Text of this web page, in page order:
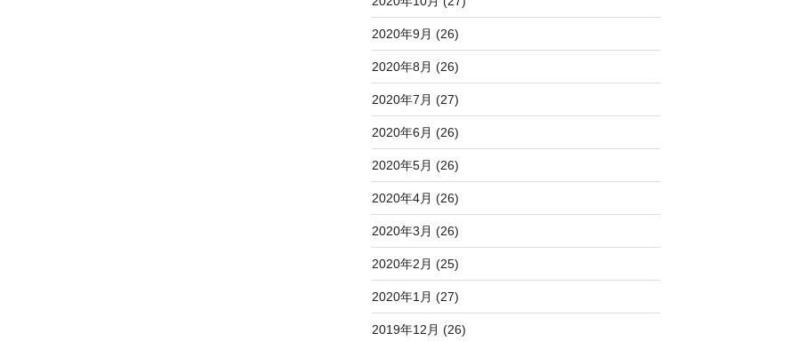
2020年9月 (26)
2020年8月 (26)
2020年7月 (27)
2020年6月 (26)
2020年5月 (26)
2020年4月 (26)
2020年3月 (26)
2020年2月 (25)
2020年1月 (27)
2019年12月 (26)